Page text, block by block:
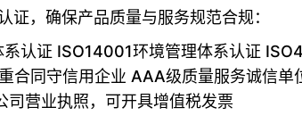
，确保产品质量与服务规范合规：
认证 ISO14001环境管理体系认证
合同守信用企业 AAA级质量服务诚信
营业执照，可开具增值税发票